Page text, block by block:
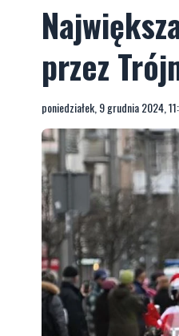
przez
poniedziałek, 9 grudnia 2024,